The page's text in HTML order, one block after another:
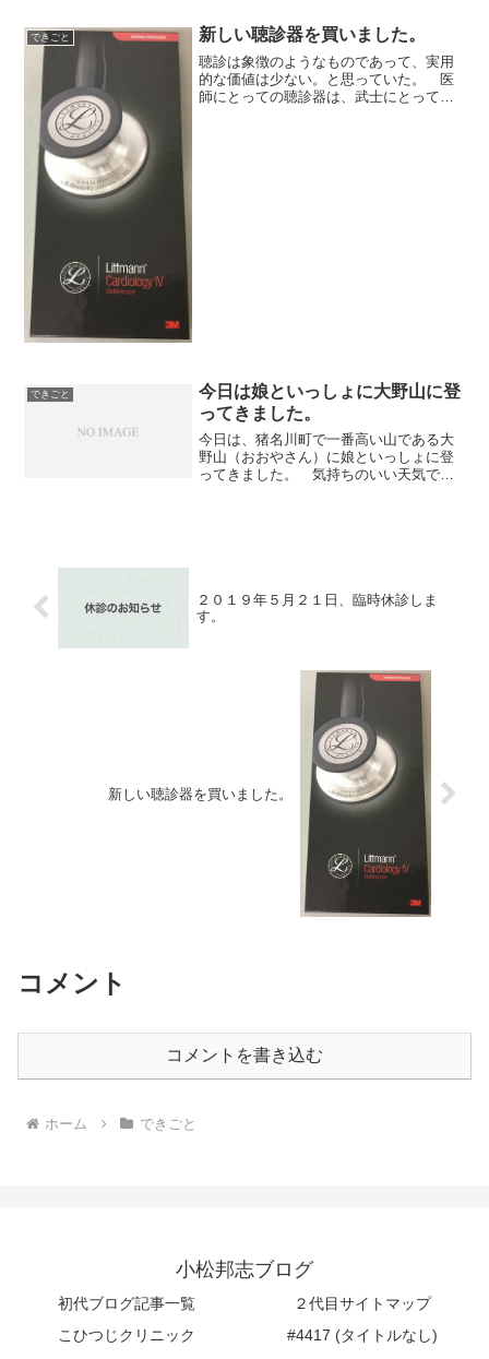
が数台止まって何かを見ている様子でし
た。そうかホタルが見れる...
できごと 新しい聴診器を買いました。
聴診は象徴のようなものであって、実用
的な価値は少ない。と思っていた。 医
師にとっての聴診器は、武士にとっての
できごと
今日は娘といっしょに大野山に登
ってきました。
今日は、猪名川町で一番高い山である大
野山（おおやさん）に娘といっしょに登
ってきました。 気持ちのいい天気でし
２０１９年５月２１日、臨時休診しま
す。
新しい聴診器を買いました。
コメント
コメントを書き込む
ホーム できごと
小松邦志ブログ
初代ブログ記事一覧
２代目サイトマップ
こひつじクリニック
#4417 (タイトルなし)